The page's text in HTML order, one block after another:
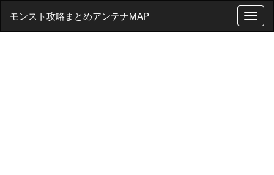
T
o
モンスト攻略まとめアンテナMAP